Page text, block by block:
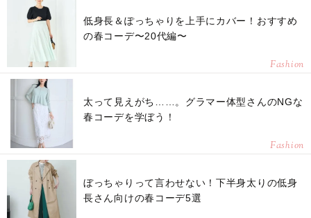
低身長＆ぽっちゃりを上手にカバー！おすすめ
の春コーデ〜20代編〜
Fashion
太って見えがち……。グラマー体型さんのNGな
春コーデを学ぼう！
Fashion
ぼっちゃりって言わせない！下半身太りの低身
長さん向けの春コーデ5選